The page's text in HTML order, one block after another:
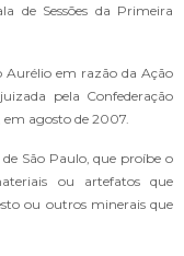
de Sessões da Primeira
Aurélio em razão da Ação
pela Confederação
agosto de 2007.
São Paulo, que proíbe o
ou artefatos que
ou outros minerais que